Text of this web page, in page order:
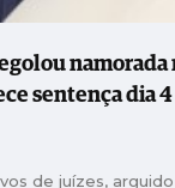
namorada
sentença dia 4
de juízes,